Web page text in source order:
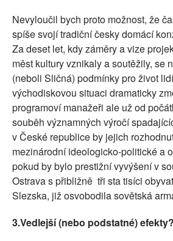
Nevyloučil bych proto možnost, že
spíše svojí tradiční česky domácí
Za deset let, kdy záměry a vize
měst kultury vznikaly a soutěžily, se
(neboli Sličná) podmínky pro život
východiskovou situaci dramaticky
programoví manažeři ale už od
souběh významných výročí
v České republice by jejich
mezinárodní ideologicko-politické a
pokud by bylo prestižní vyvýšení v
Ostrava s přibližně tři sta tisíci
Slezska, již osvobodila sovětská
3.Vedlejší (nebo podstatné) efekty?